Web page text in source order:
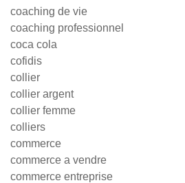
coaching de vie
coaching professionnel
coca cola
cofidis
collier
collier argent
collier femme
colliers
commerce
commerce a vendre
commerce entreprise